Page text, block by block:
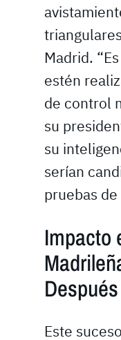
Madrid.
estén
de control
su
su
serían
pruebas
Impacto
Después
Este